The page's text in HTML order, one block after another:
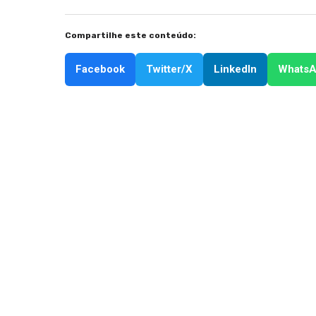
Compartilhe este conteúdo:
Facebook Twitter/X LinkedIn